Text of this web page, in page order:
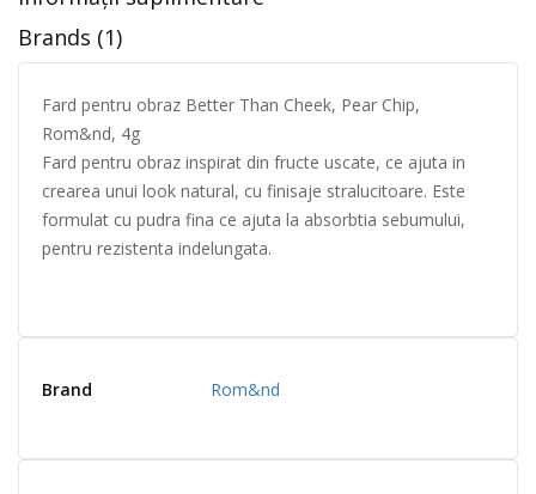
Brands (1)
Fard pentru obraz Better Than Cheek, Pear Chip,
Rom&nd, 4g
Fard pentru obraz inspirat din fructe uscate, ce ajuta in
crearea unui look natural, cu finisaje stralucitoare. Este
formulat cu pudra fina ce ajuta la absorbtia sebumului,
pentru rezistenta indelungata.
Brand Rom&nd